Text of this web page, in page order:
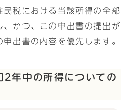
民税における当該所得の全部
、かつ、この申出書の提出が
出書の内容を優先します。
2年中の所得についての